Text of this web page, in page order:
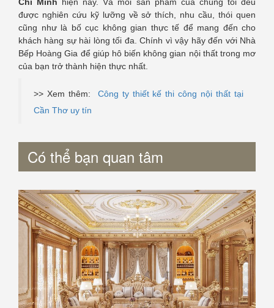
được nghiên cứu kỹ lưỡng về sở thích, nhu cầu, thói quen
cũng như là bố cục không gian thực tế để mang đến cho
khách hàng sự hài lòng tối đa. Chính vì vậy hãy đến với Nhà
Bếp Hoàng Gia để giúp hô biến không gian nội thất trong mơ
của bạn trở thành hiện thực nhất.
>> Xem thêm: Công ty thiết kế thi công nội thất tại
Cần Thơ uy tín
Có thể bạn quan tâm